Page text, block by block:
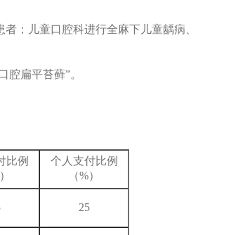
；儿童口腔科进行全麻下儿童龋病、
扁平苔藓”。
比例
个人支付比例
（%）
25